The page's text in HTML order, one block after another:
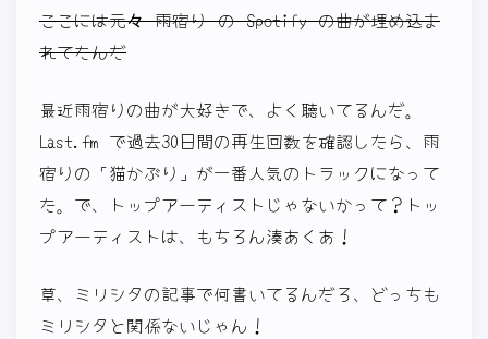
ここには元々 雨宿り の Spotify の曲が埋め込ま
れてたんだ
最近雨宿りの曲が大好きで、よく聴いてるんだ。
Last.fm で過去30日間の再生回数を確認したら、雨
宿りの「猫かぶり」が一番人気のトラックになって
た。で、トップアーティストじゃないかって？トッ
プアーティストは、もちろん湊あくあ！
草、ミリシタの記事で何書いてるんだろ、どっちも
ミリシタと関係ないじゃん！